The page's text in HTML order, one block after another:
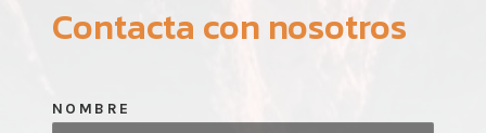
Contacta con nosotros
NOMBRE